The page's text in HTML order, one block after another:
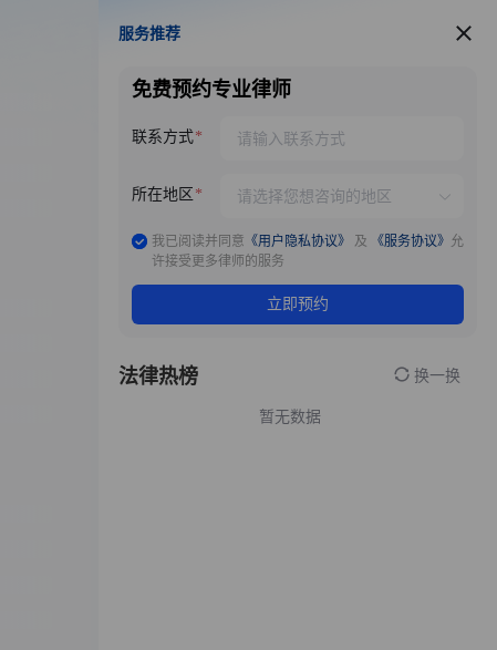
服务推荐
服务推荐
免费预约专业律师
联系方式
所在地区
我已阅读并同意 《用户隐私协议》 及 《服务协议》 允
许接受更多律师的服务
立即预约
法律热榜 换一换
暂无数据